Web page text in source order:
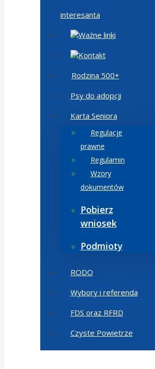
interesanta
Ważne linki
Kontakt
Rodzina 500+
Psy do adopcji
Karta Seniora
Regulacje
prawne
Regulamin
Wzory
dokumentów
Pobierz
wniosek
Podmioty
RODO
Wybory i referenda
FDS oraz RFRD
Czyste Powietrze